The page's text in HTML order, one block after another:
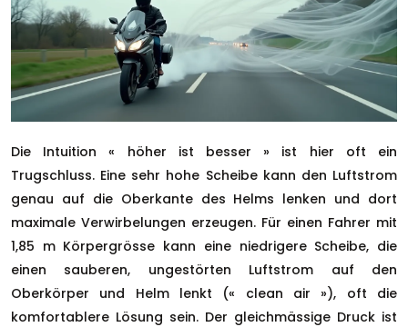
Die Intuition « höher ist besser » ist hier oft ein
Trugschluss. Eine sehr hohe Scheibe kann den Luftstrom
genau auf die Oberkante des Helms lenken und dort
maximale Verwirbelungen erzeugen. Für einen Fahrer mit
1,85 m Körpergrösse kann eine niedrigere Scheibe, die
einen sauberen, ungestörten Luftstrom auf den
Oberkörper und Helm lenkt (« clean air »), oft die
komfortablere Lösung sein. Der gleichmässige Druck ist